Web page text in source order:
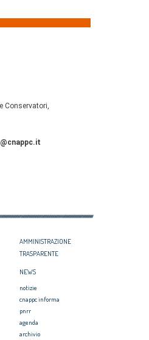
AMMINISTRAZIONE
TRASPARENTE
NEWS
notizie
cnappc informa
pnrr
agenda
archivio